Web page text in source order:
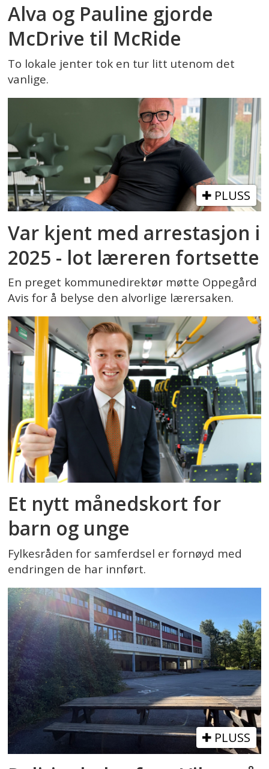
Alva og Pauline gjorde
McDrive til McRide
To lokale jenter tok en tur litt utenom det
vanlige.
PLUSS
Var kjent med arrestasjon i
2025 - lot læreren fortsette
En preget kommunedirektør møtte Oppegård
Avis for å belyse den alvorlige lærersaken.
Et nytt månedskort for
barn og unge
Fylkesråden for samferdsel er fornøyd med
endringen de har innført.
PLUSS